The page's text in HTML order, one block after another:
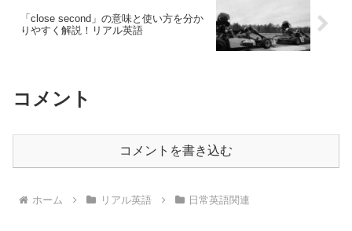
「close second」の意味と使い方を分か
りやすく解説！リアル英語
コメント
コメントを書き込む
ホーム リアル英語 日常英語関連